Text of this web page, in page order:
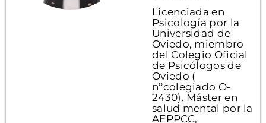
Licenciada en
Psicología por la
Universidad de
Oviedo, miembro
del Colegio Oficial
de Psicólogos de
Oviedo (
nºcolegiado O-
2430). Máster en
salud mental por la
AEPPCC,